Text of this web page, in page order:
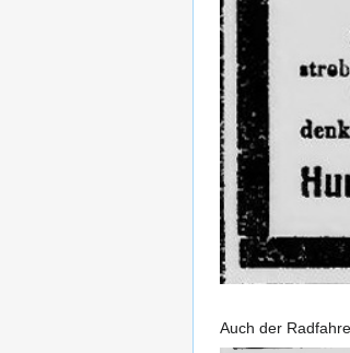
Auch der